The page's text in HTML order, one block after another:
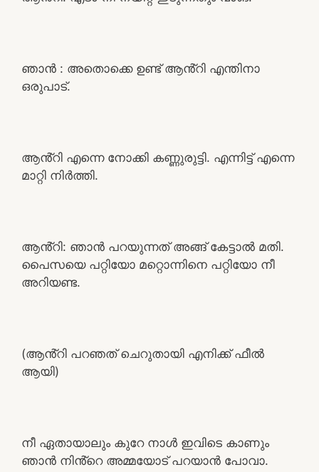
ഞാൻ : അതൊക്കെ ഉണ്ട് ആൻ്റി എന്തിനാ
ഒരുപാട്.
ആൻ്റി എന്നെ നോക്കി കണ്ണുരുട്ടി. എന്നിട്ട് എന്നെ
മാറ്റി നിർത്തി.
ആൻ്റി: ഞാൻ പറയുന്നത് അങ്ങ് കേട്ടാൽ മതി.
പൈസയെ പറ്റിയോ മറ്റൊന്നിനെ പറ്റിയോ നീ
അറിയണ്ട.
(ആൻ്റി പറഞത് ചെറുതായി എനിക്ക് ഫീൽ
ആയി)
നീ ഏതായാലും കുറേ നാൾ ഇവിടെ കാണും
ഞാൻ നിൻ്റെ അമ്മയോട് പറയാൻ പോവാ.